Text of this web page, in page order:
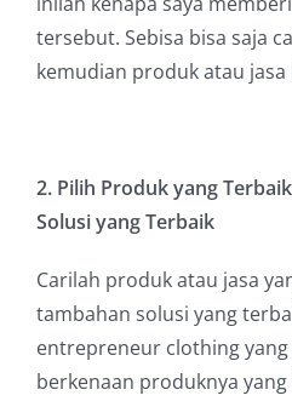
tersebut. Sebisa bisa saja
kemudian produk atau
2. Pilih Produk yang
Solusi yang Terbaik
Carilah produk atau jasa
tambahan solusi yang
entrepreneur clothing
berkenaan produknya